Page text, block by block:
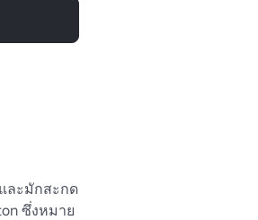
และมักสะกด
ซึ่งหมาย